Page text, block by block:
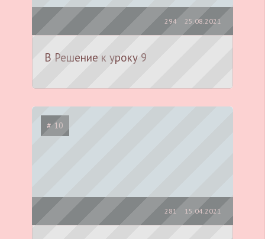
25.08.2021
294
В Решение к уроку 9
# 10
15.04.2021
281